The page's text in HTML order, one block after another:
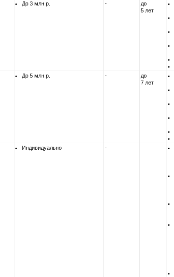
До 3 млн.р. -
до
5 лет
До 5 млн.р. -
до
7 лет
Индивидуально -